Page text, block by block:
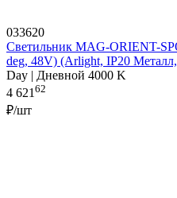
033620
Светильник MAG-ORIENT-
deg, 48V) (Arlight, IP20
Day | Дневной 4000 K
4 62162
₽/шт